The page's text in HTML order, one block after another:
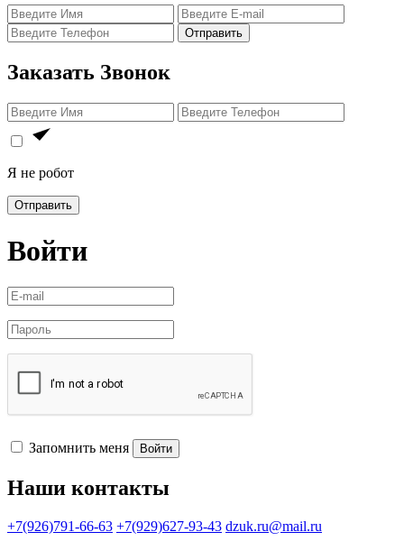
Отправить
Заказать Звонок
Я не робот
Отправить
Войти
Запомнить меня Войти
Наши контакты
+7(926)791-66-63 +7(929)627-93-43 dzuk.ru@mail.ru